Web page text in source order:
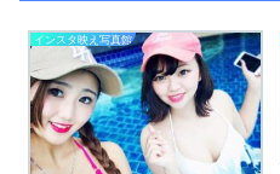
インスタ映え写真館